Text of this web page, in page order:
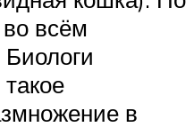
всём
в